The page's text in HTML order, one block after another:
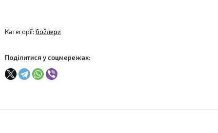
Категорії: бойлери
Поділитися у соцмережах: